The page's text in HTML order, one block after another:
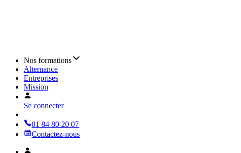
Nos formations
Alternance
Entreprises
Mission
Se connecter
01 84 80 20 07
Contactez-nous